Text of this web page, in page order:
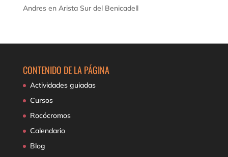
Andresen Arista Sur del Benicadell
CONTENIDO DE LA PÁGINA
Actividades guiadas
Cursos
Rocócromos
Calendario
Blog